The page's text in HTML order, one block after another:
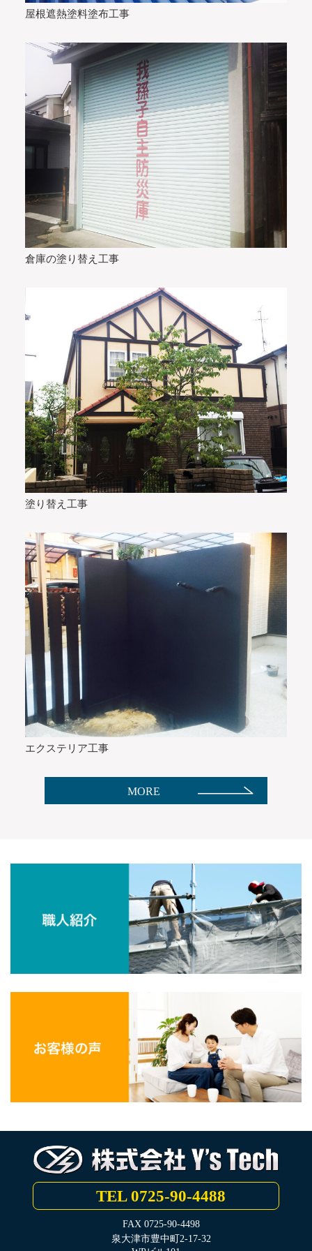
屋根遮熱塗料塗布工事
倉庫の塗り替え工事
塗り替え工事
エクステリア工事
MORE
TEL 0725-90-4488
FAX 0725-90-4498
泉大津市豊中町2-17-32